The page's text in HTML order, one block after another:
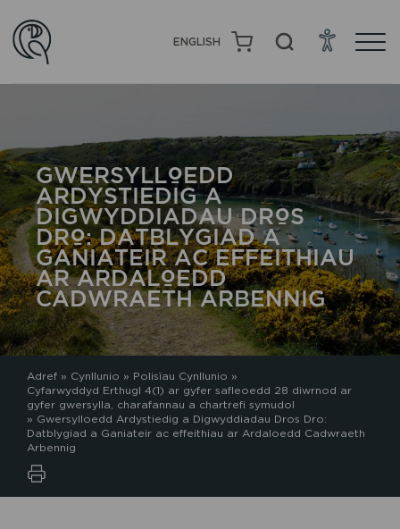
ENGLISH
GWERSYLLOEDD
ARDYSTIEDIG A
DIGWYDDIADAU DROS
DRO: DATBLYGIAD A
GANIATEIR AC EFFEITHIAU
AR ARDALOEDD
CADWRAETH ARBENNIG
Adref » Cynllunio » Polisïau Cynllunio »
Cyfarwyddyd Erthugl 4(1) ar gyfer safleoedd 28 diwrnod ar
gyfer gwersylla, charafannau a chartrefi symudol
» Gwersylloedd Ardystiedig a Digwyddiadau Dros Dro:
Datblygiad a Ganiateir ac effeithiau ar Ardaloedd Cadwraeth
Arbennig